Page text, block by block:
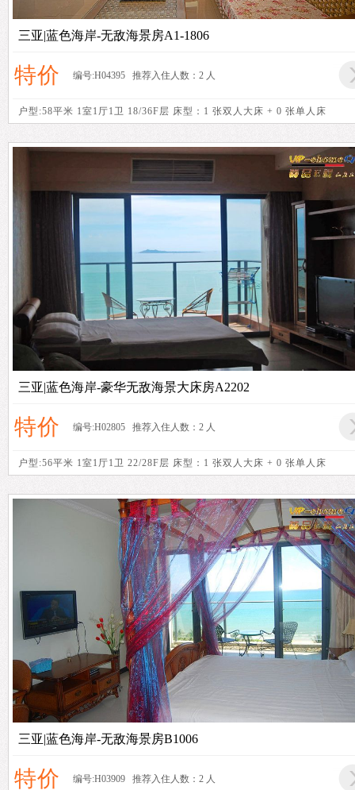
三亚|蓝色海岸-无敌海景房A1-1806
特价 编号:H04395 推荐入住人数：2 人
户型:58平米 1室1厅1卫 18/36F层 床型：1 张双人大床 + 0 张单人床
三亚|蓝色海岸-豪华无敌海景大床房A2202
特价 编号:H02805 推荐入住人数：2 人
户型:56平米 1室1厅1卫 22/28F层 床型：1 张双人大床 + 0 张单人床
三亚|蓝色海岸-无敌海景房B1006
特价 编号:H03909 推荐入住人数：2 人